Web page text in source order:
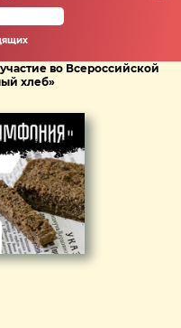
во Всероссийской
хлеб»